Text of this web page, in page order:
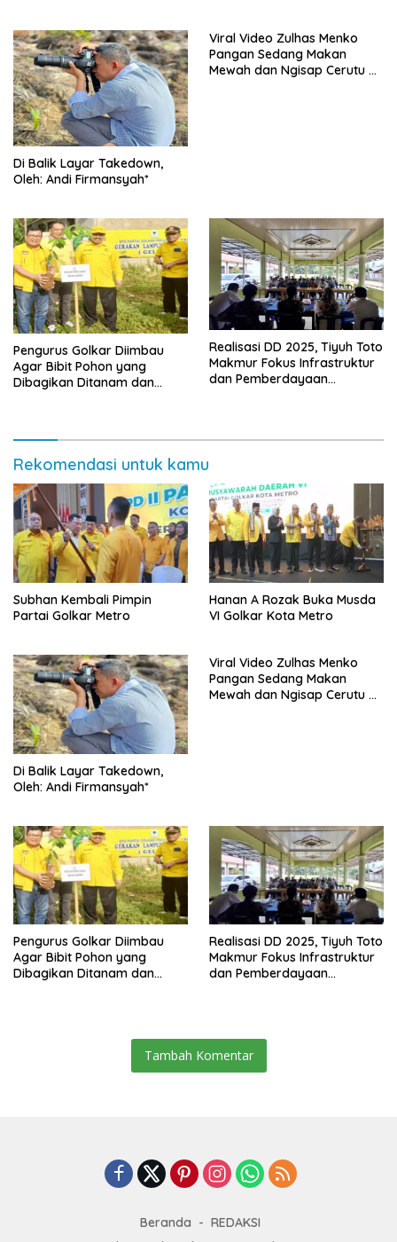
Di Balik Layar Takedown,
Oleh: Andi Firmansyah*
Viral Video Zulhas Menko
Pangan Sedang Makan
Mewah dan Ngisap Cerutu di
Pengurus Golkar Diimbau
Agar Bibit Pohon yang
Dibagikan Ditanam dan
Realisasi DD 2025, Tiyuh Toto
Makmur Fokus Infrastruktur
dan Pemberdayaan
Rekomendasi untuk kamu
Subhan Kembali Pimpin
Partai Golkar Metro
Hanan A Rozak Buka Musda
VI Golkar Kota Metro
Di Balik Layar Takedown,
Oleh: Andi Firmansyah*
Viral Video Zulhas Menko
Pangan Sedang Makan
Mewah dan Ngisap Cerutu di
Pengurus Golkar Diimbau
Agar Bibit Pohon yang
Dibagikan Ditanam dan
Realisasi DD 2025, Tiyuh Toto
Makmur Fokus Infrastruktur
dan Pemberdayaan
Tambah Komentar
Beranda
REDAKSI